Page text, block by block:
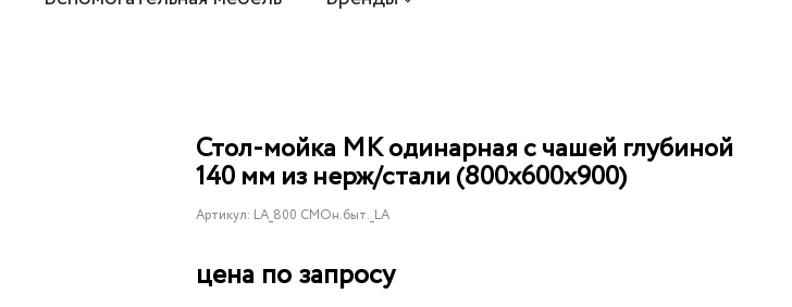
Стол-мойка МК одинарная с чашей глубиной
140 мм из нерж/стали (800х600х900)
Артикул: LA_800 СМОн.быт._LA
цена по запросу